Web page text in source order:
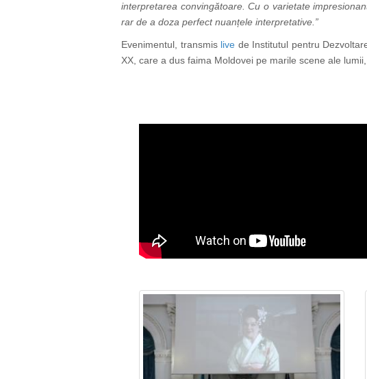
interpretarea convingătoare. Cu o varietate
rar de a doza perfect nuanțele interpretative.”
Evenimentul, transmis live de Institutul pentru
XX, care a dus faima Moldovei pe marile scene ale